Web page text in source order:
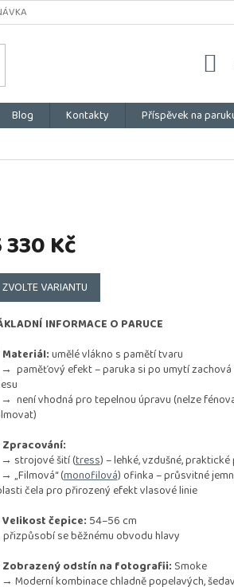
Blog Kontakty Příspěvek na
330 Kč
ZVOLTE VARIANTU
INFORMACE O PARUCE
Materiál:umělé vlákno s pamětí tvaru
paměťový efekt – paruka si po umytí
není vhodná pro tepelnou úpravu (nelze
Zpracování:
strojové šití (tress) – lehké, vzdušné,
„Filmová“ (monofilová) ofinka – průsvitné
čela pro přirozený efekt vlasové linie
Velikost čepice: 54–56 cm
se běžnému obvodu hlavy
Zobrazený odstín na fotografii: Smoke
Moderní kombinace chladně popelavých,